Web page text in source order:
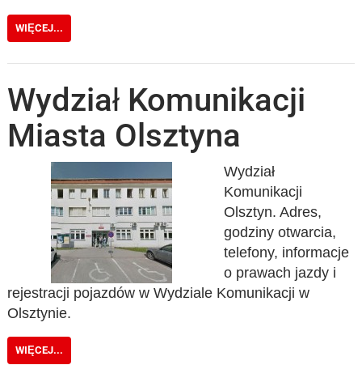
WIĘCEJ...
Wydział Komunikacji
Miasta Olsztyna
Wydział
Komunikacji
Olsztyn. Adres,
godziny otwarcia,
telefony, informacje
o prawach jazdy i
rejestracji pojazdów w Wydziale Komunikacji w
Olsztynie.
WIĘCEJ...